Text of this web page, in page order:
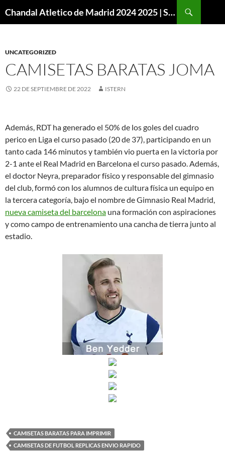
Chandal Atletico de Madrid 2024 2025 | SuperVigo
UNCATEGORIZED
CAMISETAS BARATAS JOMA
22 DE SEPTIEMBRE DE 2022 ISTERN
Además, RDT ha generado el 50% de los goles del cuadro
perico en Liga el curso pasado (20 de 37), participando en un
tanto cada 146 minutos y también vio puerta en la victoria por
2-1 ante el Real Madrid en Barcelona el curso pasado. Además,
el doctor Neyra, preparador físico y responsable del gimnasio
del club, formó con los alumnos de cultura física un equipo en
la tercera categoría, bajo el nombre de Gimnasio Real Madrid,
nueva camiseta del barcelona una formación con aspiraciones
y como campo de entrenamiento una cancha de tierra junto al
estadio.
CAMISETAS BARATAS PARA IMPRIMIR
CAMISETAS DE FUTBOL REPLICAS ENVIO RAPIDO